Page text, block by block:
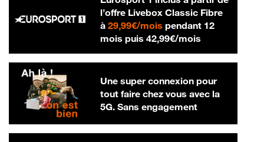
l’offre Livebox Classic Fibre
à 29,99€/mois29,99 € par mois
pendant 12
mois puis 42,99€/mois42,99 € par
Une super connexion pour
tout faire chez vous avec la
5G. Sans engagement